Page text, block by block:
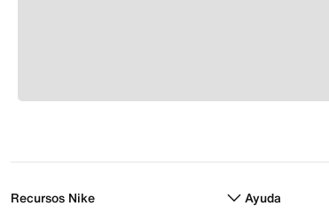
Recursos Nike Ayuda